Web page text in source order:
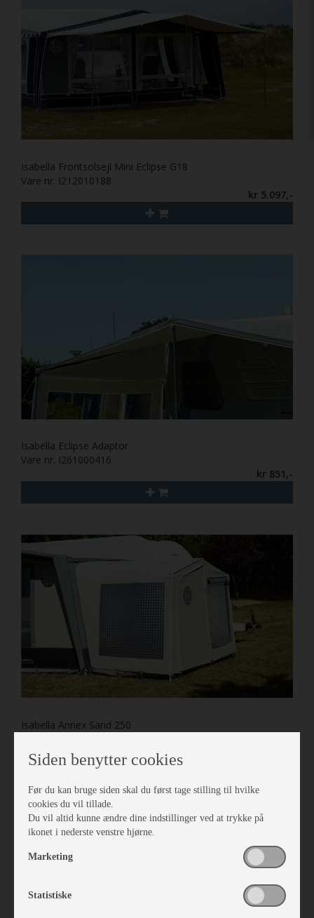
Isabella Frontsolsejl Mini Eclipse G18
Vare nr. I212010188
kr 5.097,-
Isabella Eclipse Adaptor
Vare nr. I261000416
kr 851,-
Isabella Annex Sand 250
Siden benytter cookies
Før du kan bruge siden skal du først tage stilling til hvilke
cookies du vil tillade.
Du vil altid kunne ændre dine indstillinger ved at trykke på
ikonet i nederste venstre hjørne.
Marketing
Statistiske